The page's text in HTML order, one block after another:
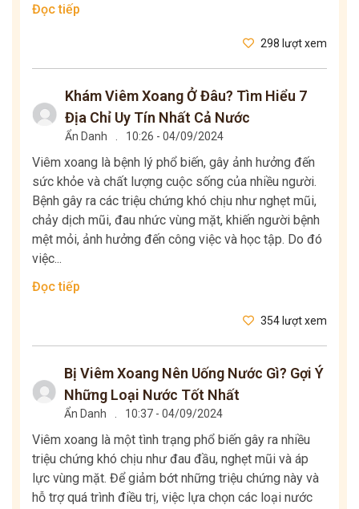
Đọc tiếp
298 lượt xem
Khám Viêm Xoang Ở Đâu? Tìm Hiểu 7
Địa Chỉ Uy Tín Nhất Cả Nước
Ẩn Danh 10:26 - 04/09/2024
Viêm xoang là bệnh lý phổ biến, gây ảnh hưởng đến
sức khỏe và chất lượng cuộc sống của nhiều người.
Bệnh gây ra các triệu chứng khó chịu như nghẹt mũi,
chảy dịch mũi, đau nhức vùng mặt, khiến người bệnh
mệt mỏi, ảnh hưởng đến công việc và học tập. Do đó
việc...
Đọc tiếp
354 lượt xem
Bị Viêm Xoang Nên Uống Nước Gì? Gợi Ý
Những Loại Nước Tốt Nhất
Ẩn Danh 10:37 - 04/09/2024
Viêm xoang là một tình trạng phổ biến gây ra nhiều
triệu chứng khó chịu như đau đầu, nghẹt mũi và áp
lực vùng mặt. Để giảm bớt những triệu chứng này và
hỗ trợ quá trình điều trị, việc lựa chọn các loại nước